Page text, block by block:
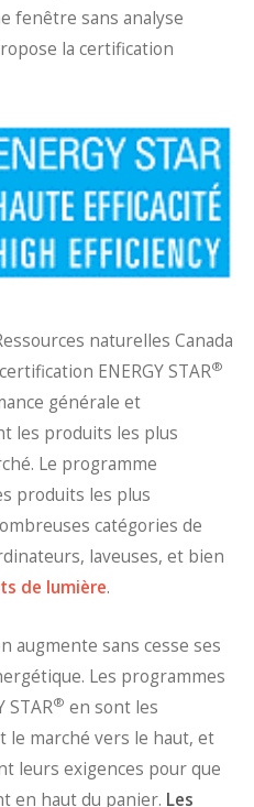
fenêtre sans analyse
la certification
naturelles Canada
ENERGY STAR®
générale et
les produits les plus
Le programme
produits les plus
catégories de
laveuses, et bien
de lumière.
augmente sans cesse ses
Les programmes
STAR® en sont les
le marché vers le haut, et
leurs exigences pour que
en haut du panier. Les